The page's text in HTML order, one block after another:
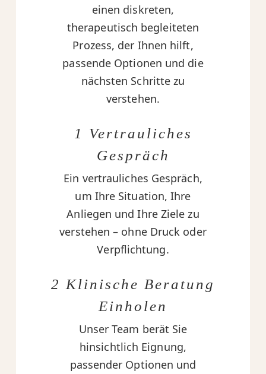
einen diskreten,
therapeutisch begleiteten
Prozess, der Ihnen hilft,
passende Optionen und die
nächsten Schritte zu
verstehen.
1 Vertrauliches
Gespräch
Ein vertrauliches Gespräch,
um Ihre Situation, Ihre
Anliegen und Ihre Ziele zu
verstehen – ohne Druck oder
Verpflichtung.
2 Klinische Beratung
Einholen
Unser Team berät Sie
hinsichtlich Eignung,
passender Optionen und